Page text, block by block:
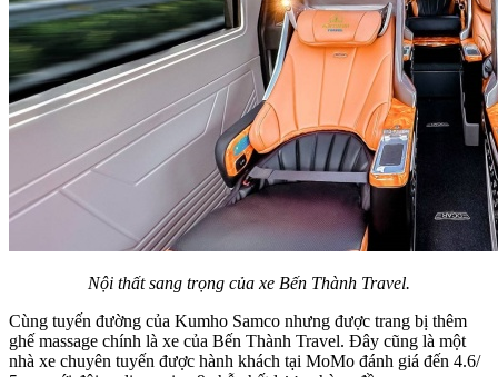
Nội thất sang trọng của xe Bến Thành Travel.
Cùng tuyến đường của Kumho Samco nhưng được trang bị thêm
ghế massage chính là xe của Bến Thành Travel. Đây cũng là một
nhà xe chuyên tuyến được hành khách tại MoMo đánh giá đến 4.6/